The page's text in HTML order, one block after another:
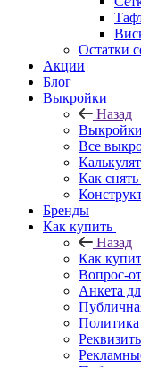
Остатки
Акции
Блог
Выкройки
Назад
Выкройки
Все
Как
Бренды
Как купить
Назад
Как
Вопрос-
Анкета
Политика